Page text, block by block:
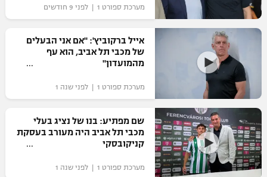
"מחצית בשכונה" – פודקאסט
משתתפים וזוכים בפרסים
תקנון משתתפים וזוכים בפרסים
תקנון עבור פעילות אלקטרה
תקנון עבור פעילות ספורט 1 – "מרלן"
טניס
גיימינג E-Sports
תנאי שימוש
אופניים
ספורט מוטורי
כדורמים
פוטבול אמריקאי NFL
בייסבול MLB
ספורט אתגרי ואקסטרים
מערכת ספורט 1 | לפני 9 חודשים
אייל ברקוביץ': "אם אני הבעלים
של מכבי תל אביב, הוא עף
מהמועדון"
מערכת ספורט 1 | לפני שנה 1
שם מפתיע: בנו של נציג בעלי
מכבי תל אביב היה מעורב בעסקת
קניקובסקי
מערכת ספורט 1 | לפני שנה 1